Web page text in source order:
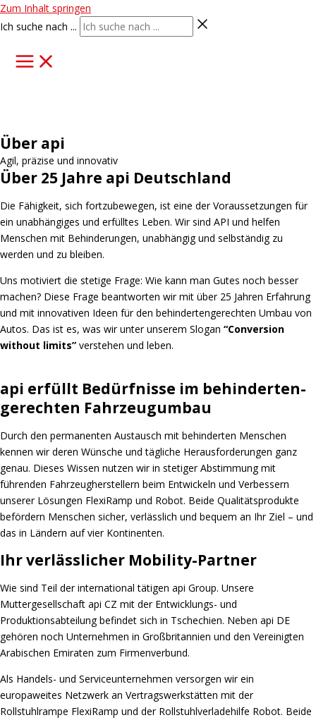
Zum Inhalt springen
Ich suche nach ...
Über api
Agil, präzise und innovativ
Über 25 Jahre api Deutschland
Die Fähigkeit, sich fortzubewegen, ist eine der Voraussetzungen für
ein unabhängiges und erfülltes Leben. Wir sind API und helfen
Menschen mit Behinderungen, unabhängig und selbständig zu
werden und zu bleiben.
Uns motiviert die stetige Frage: Wie kann man Gutes noch besser
machen? Diese Frage beantworten wir mit über 25 Jahren Erfahrung
und mit innovativen Ideen für den behindertengerechten Umbau von
Autos. Das ist es, was wir unter unserem Slogan “Conversion
without limits” verstehen und leben.
api erfüllt Bedürfnisse im behinderten-
gerechten Fahrzeugumbau
Durch den permanenten Austausch mit behinderten Menschen
kennen wir deren Wünsche und tägliche Herausforderungen ganz
genau. Dieses Wissen nutzen wir in stetiger Abstimmung mit
führenden Fahrzeugherstellern beim Entwickeln und Verbessern
unserer Lösungen FlexiRamp und Robot. Beide Qualitätsprodukte
befördern Menschen sicher, verlässlich und bequem an Ihr Ziel – und
das in Ländern auf vier Kontinenten.
Ihr verlässlicher Mobility-Partner
Wie sind Teil der international tätigen api Group. Unsere
Muttergesellschaft api CZ mit der Entwicklungs- und
Produktionsabteilung befindet sich in Tschechien. Neben api DE
gehören noch Unternehmen in Großbritannien und den Vereinigten
Arabischen Emiraten zum Firmenverbund.
Als Handels- und Serviceunternehmen versorgen wir ein
europaweites Netzwerk an Vertragswerkstätten mit der
Rollstuhlrampe FlexiRamp und der Rollstuhlverladehilfe Robot. Beide